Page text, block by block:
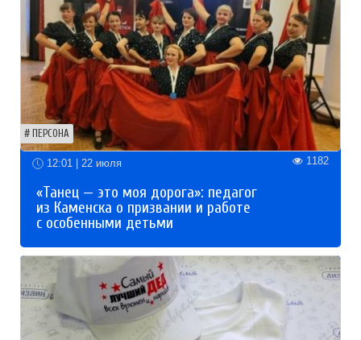
ПЕРСОНА
12:01 | 22 июля 1182
«Танец — это моя дорога»: педагог
из Каменска о призвании и работе
с особенными детьми